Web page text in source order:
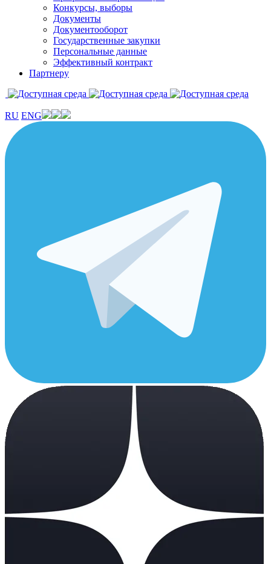
Конкурсы, выборы
Документы
Документооборот
Государственные закупки
Персональные данные
Эффективный контракт
Партнеру
RU ENG